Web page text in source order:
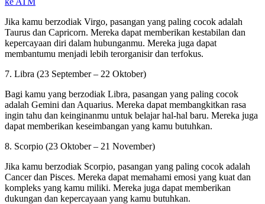
Jika kamu berzodiak Virgo, pasangan yang paling cocok adalah
Taurus dan Capricorn. Mereka dapat memberikan kestabilan dan
kepercayaan diri dalam hubunganmu. Mereka juga dapat
membantumu menjadi lebih terorganisir dan terfokus.
7. Libra (23 September – 22 Oktober)
Bagi kamu yang berzodiak Libra, pasangan yang paling cocok
adalah Gemini dan Aquarius. Mereka dapat membangkitkan rasa
ingin tahu dan keinginanmu untuk belajar hal-hal baru. Mereka juga
dapat memberikan keseimbangan yang kamu butuhkan.
8. Scorpio (23 Oktober – 21 November)
Jika kamu berzodiak Scorpio, pasangan yang paling cocok adalah
Cancer dan Pisces. Mereka dapat memahami emosi yang kuat dan
kompleks yang kamu miliki. Mereka juga dapat memberikan
dukungan dan kepercayaan yang kamu butuhkan.